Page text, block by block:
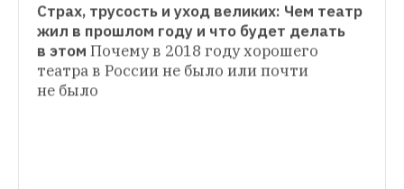
ПЛАНЫ НА СЕЗОН
11 театральных событий лета
Каким будет театр этим летом: проекты о
спальных районах, перформансы в
элитарном клубе и в лесу, поисковые и
Страх, трусость и уход великих: Чем театр
жил в прошлом году и что будет делать
в этом Почему в 2018 году хорошего
театра в России не было или почти
не было